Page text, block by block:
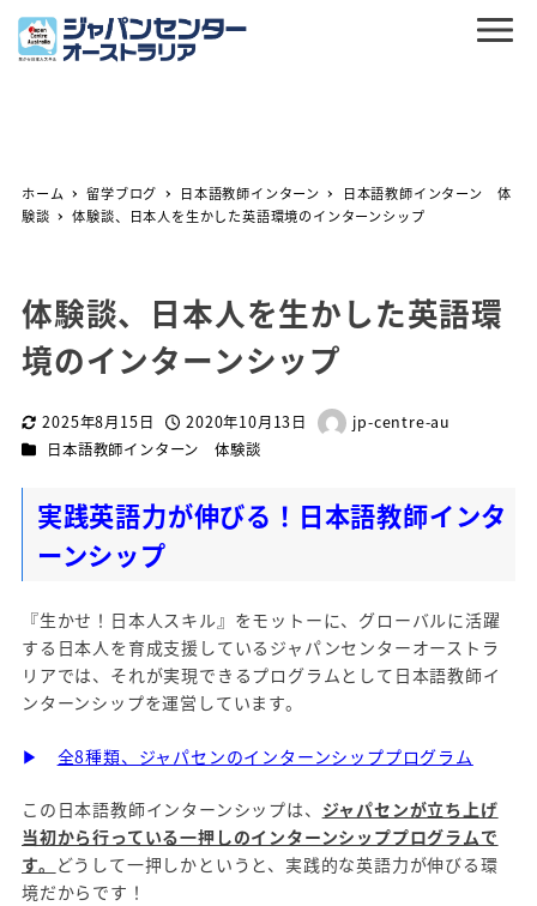
ホーム 留学ブログ 日本語教師インターン
日本語教師インターン 体
験談
体験談、日本人を生かした英語環境のインターンシップ
体験談、日本人を生かした英語環
境のインターンシップ
更新日2025年8月15日 投稿日2020年10月13日
著
jp-centre-au
カテゴリー
日本語教師インターン 体験談
実践英語力が伸びる！日本語教師インタ
ーンシップ
『生かせ！日本人スキル』をモットーに、グローバルに活躍
する日本人を育成支援しているジャパンセンターオーストラ
リアでは、それが実現できるプログラムとして日本語教師イ
ンターンシップを運営しています。
▶ 全8種類、ジャパセンのインターンシッププログラム
この日本語教師インターンシップは、 ジャパセンが立ち上げ
当初から行っている一押しのインターンシッププログラムで
す。 どうして一押しかというと、実践的な英語力が伸びる環
境だからです！